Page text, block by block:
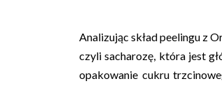
Analizując skład peelingu z
czyli sacharozę, która jest
opakowanie cukru